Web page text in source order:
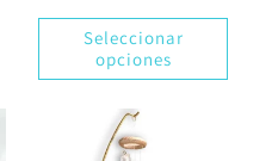
Seleccionar
opciones